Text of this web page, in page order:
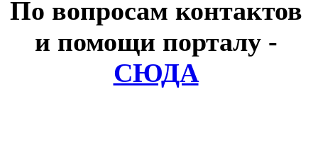
По вопросам контактов
и помощи порталу -
СЮДА